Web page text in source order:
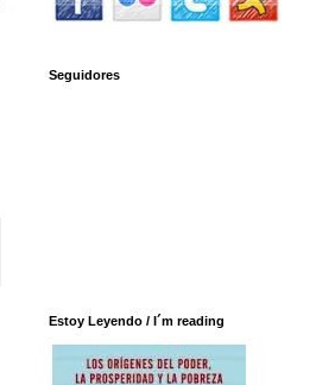
Seguidores
Estoy Leyendo / I´m reading